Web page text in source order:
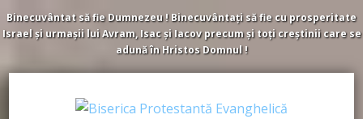
Binecuvântat să fie Dumnezeu ! Binecuvântați să fie cu prosperitate
Israel și urmașii lui Avram, Isac și Iacov precum și toți creștinii care se
adună în Hristos Domnul !